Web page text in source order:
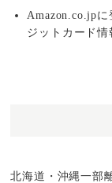
Amazon.co.jp
ジットカード情
北海道・沖縄一部